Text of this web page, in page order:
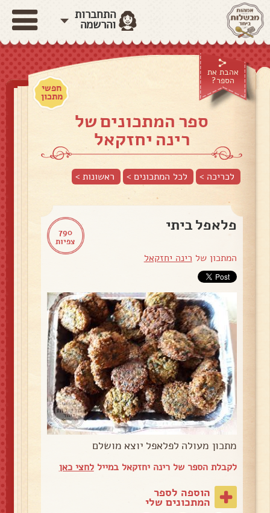
התחברות
והרשמה
אהבת את
הספר?
חפשי
מתכון
ספר המתכונים של
רינה יחזקאל
לכריכה > לכל המתכונים > ראשונות>
790
צפיות
פלאפל ביתי
המתכון של רינה יחזקאל
מתכון מעולה לפלאפל יוצא מושלם
לקבלת הספר של רינה יחזקאל במייללחצי כאן
הוספה לספר
המתכונים שלי